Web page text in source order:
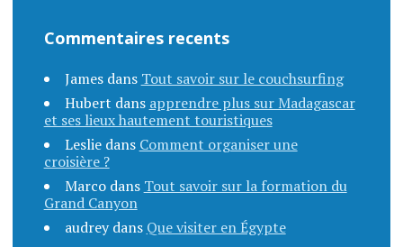
Commentaires recents
Jamesdans Tout savoir sur le couchsurfing
Hubert dans apprendre plus sur Madagascar
et ses lieux hautement touristiques
Lesliedans Comment organiser une
croisière ?
Marcodans Tout savoir sur la formation du
Grand Canyon
audreydans Que visiter en Égypte